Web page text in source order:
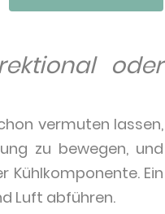
oder
vermuten lassen,
zu bewegen, und
Kühlkomponente. Ein
Luft abführen.